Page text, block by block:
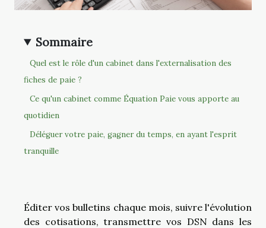
Sommaire
Quel est le rôle d'un cabinet dans l'externalisation des
fiches de paie ?
Ce qu'un cabinet comme Équation Paie vous apporte au
quotidien
Déléguer votre paie, gagner du temps, en ayant l'esprit
tranquille
Éditer vos bulletins chaque mois, suivre l'évolution
des cotisations, transmettre vos DSN dans les